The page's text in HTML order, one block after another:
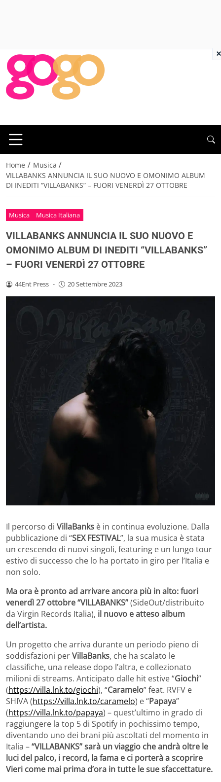
Home / Musica /
VILLABANKS ANNUNCIA IL SUO NUOVO E OMONIMO ALBUM
DI INEDITI “VILLABANKS” – FUORI VENERDÌ 27 OTTOBRE
Musica Musica Italiana
VILLABANKS ANNUNCIA IL SUO NUOVO E
OMONIMO ALBUM DI INEDITI “VILLABANKS”
– FUORI VENERDÌ 27 OTTOBRE
44Ent Press - 20 Settembre 2023
Il percorso di VillaBanks è in continua evoluzione. Dalla
pubblicazione di “SEX FESTIVAL”, la sua musica è stata
un crescendo di nuovi singoli, featuring e un lungo tour
estivo di successo che lo ha portato in giro per l’Italia e
non solo.
Ma ora è pronto ad arrivare ancora più in alto: fuori
venerdì 27 ottobre “VILLABANKS”(SideOut/distribuito
da Virgin Records Italia), il nuovo e atteso album
dell’artista.
Un progetto che arriva durante un periodo pieno di
soddisfazioni perVillaBanks, che ha scalato le
classifiche, una release dopo l’altra, e collezionato
milioni di streams. Anticipato dalle hit estive “Giochi”
(https://villa.lnk.to/giochi), “Caramelo” feat. RVFV e
SHIVA (https://villa.lnk.to/caramelo) e “Papaya”
(https://villa.lnk.to/papaya) – quest’ultimo in grado di
raggiungere la top 5 di Spotify in pochissimo tempo,
diventando uno dei brani più ascoltati del momento in
Italia –“VILLABANKS” sarà un viaggio che andrà oltre le
luci del palco, i record, la fama e ci porterà a scoprire
Vieri come mai prima d’ora in tutte le sue sfaccettature.
×